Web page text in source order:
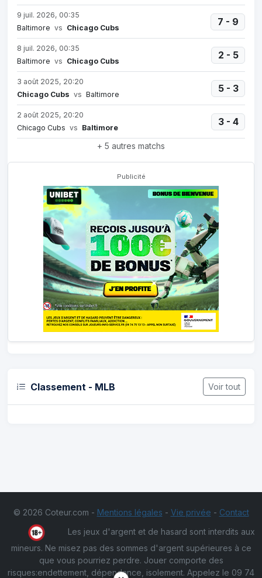
9 juil. 2026, 00:35
Baltimore vs Chicago Cubs
7 - 9
8 juil. 2026, 00:35
Baltimore vs Chicago Cubs
2 - 5
3 août 2025, 20:20
Chicago Cubs vs Baltimore
5 - 3
2 août 2025, 20:20
Chicago Cubs vs Baltimore
3 - 4
+ 5 autres matchs
Publicité
Classement - MLB Voir tout
© 2026 Coteur.com - Mentions légales - Vie privée - Contact
Les jeux d'argent et de hasard sont interdits aux
mineurs. Ne misez pas des sommes d'argent supérieures à ce
que vous pourriez perdre. Jouer comporte des
risques:endettement, dépendance, isolement. Appelez le 09 74